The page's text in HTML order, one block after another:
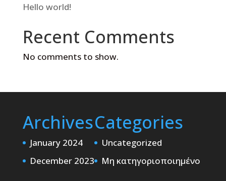
Hello world!
Recent Comments
No comments to show.
Archives
January 2024
December 2023
Categories
Uncategorized
Μη κατηγοριοποιημένο